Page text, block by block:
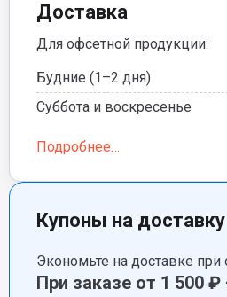
Доставка
Для офсетной продукции:
Будние (1–2 дня)
Суббота и воскресенье
Подробнее…
Купоны на доставку
Экономьте на доставке
При заказе от 1 500